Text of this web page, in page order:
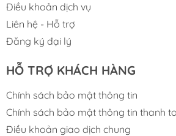
Điều khoản dịch vụ
Liên hệ - Hỗ trợ
Đăng ký đại lý
HỖ TRỢ KHÁCH HÀNG
Chính sách bảo mật thông tin
Chính sách bảo mật thông tin thanh
Điều khoản giao dịch chung